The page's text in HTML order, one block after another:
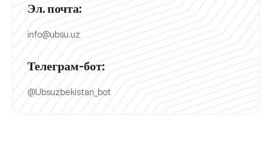
Эл. почта:
info@ubsu.uz
Телеграм-бот:
@Ubsuzbekistan_bot